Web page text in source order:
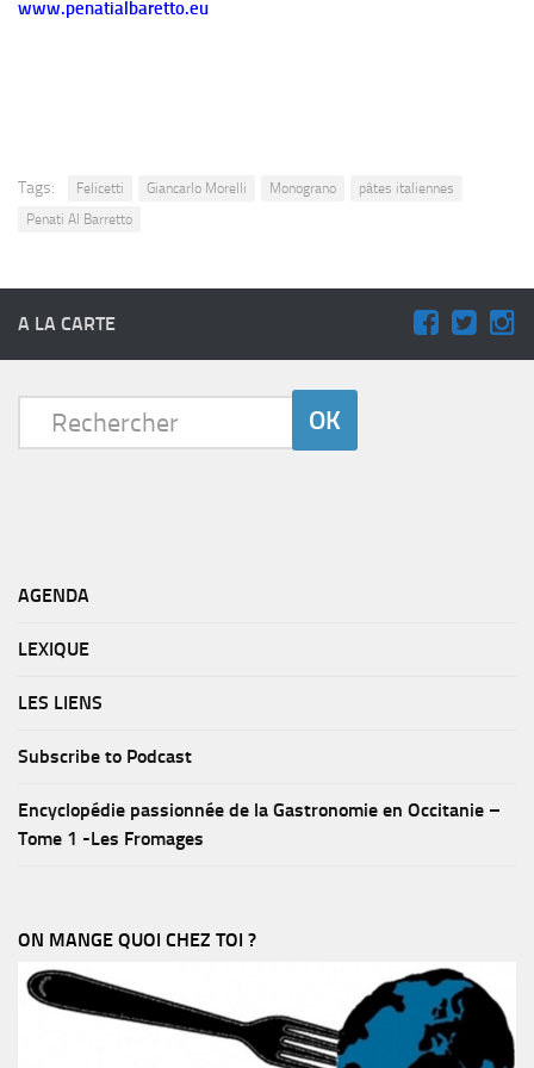
www.penatialbaretto.eu
Tags: Felicetti Giancarlo Morelli Monograno
pâtes italiennes
Penati Al Barretto
A LA CARTE
AGENDA
LEXIQUE
LES LIENS
Subscribe to Podcast
Encyclopédie passionnée de la Gastronomie en Occitanie –
Tome 1 -Les Fromages
ON MANGE QUOI CHEZ TOI ?